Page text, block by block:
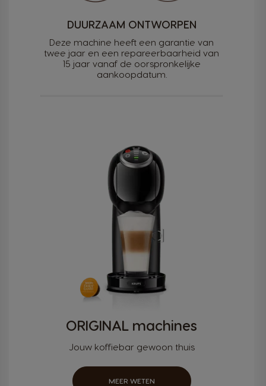
DUURZAAM ONTWORPEN
Deze machine heeft een garantie van
twee jaar en een repareerbaarheid van
15 jaar vanaf de oorspronkelijke
aankoopdatum.
ORIGINAL machines
Jouw koffiebar gewoon thuis
MEER WETEN